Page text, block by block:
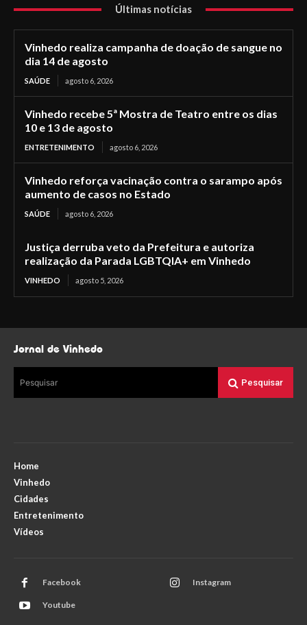
Últimas notícias
Vinhedo realiza campanha de doação de sangue no
dia 14 de agosto
SAÚDE agosto 6, 2026
Vinhedo recebe 5ª Mostra de Teatro entre os dias
10 e 13 de agosto
ENTRETENIMENTO agosto 6, 2026
Vinhedo reforça vacinação contra o sarampo após
aumento de casos no Estado
SAÚDE agosto 6, 2026
Justiça derruba veto da Prefeitura e autoriza
realização da Parada LGBTQIA+ em Vinhedo
VINHEDO agosto 5, 2026
Jornal de Vinhedo
Pesquisar Pesquisar
Home
Vinhedo
Cidades
Entretenimento
Vídeos
Facebook Instagram
Youtube